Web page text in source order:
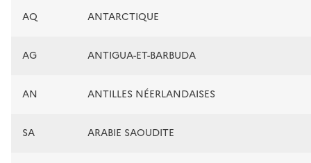
AQ ANTARCTIQUE
AG ANTIGUA-ET-BARBUDA
AN ANTILLES NÉERLANDAISES
SA ARABIE SAOUDITE